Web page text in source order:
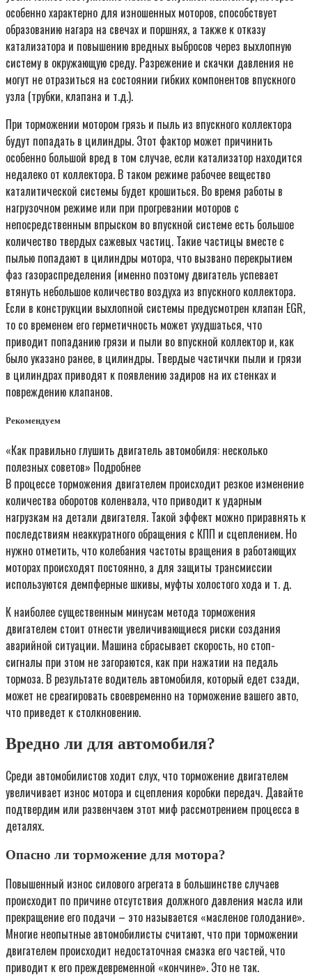
особенно характерно для изношенных моторов, способствует
образованию нагара на свечах и поршнях, а также к отказу
катализатора и повышению вредных выбросов через выхлопную
систему в окружающую среду. Разрежение и скачки давления не
могут не отразиться на состоянии гибких компонентов впускного
узла (трубки, клапана и т.д.).
При торможении мотором грязь и пыль из впускного коллектора
будут попадать в цилиндры. Этот фактор может причинить
особенно большой вред в том случае, если катализатор находится
недалеко от коллектора. В таком режиме рабочее вещество
каталитической системы будет крошиться. Во время работы в
нагрузочном режиме или при прогревании моторов с
непосредственным впрыском во впускной системе есть большое
количество твердых сажевых частиц. Такие частицы вместе с
пылью попадают в цилиндры мотора, что вызвано перекрытием
фаз газораспределения (именно поэтому двигатель успевает
втянуть небольшое количество воздуха из впускного коллектора.
Если в конструкции выхлопной системы предусмотрен клапан EGR,
то со временем его герметичность может ухудшаться, что
приводит попаданию грязи и пыли во впускной коллектор и, как
было указано ранее, в цилиндры. Твердые частички пыли и грязи
в цилиндрах приводят к появлению задиров на их стенках и
повреждению клапанов.
Рекомендуем
«Как правильно глушить двигатель автомобиля: несколько
полезных советов» Подробнее
В процессе торможения двигателем происходит резкое изменение
количества оборотов коленвала, что приводит к ударным
нагрузкам на детали двигателя. Такой эффект можно приравнять к
последствиям неаккуратного обращения с КПП и сцеплением. Но
нужно отметить, что колебания частоты вращения в работающих
моторах происходят постоянно, а для защиты трансмиссии
используются демпферные шкивы, муфты холостого хода и т. д.
К наиболее существенным минусам метода торможения
двигателем стоит отнести увеличивающиеся риски создания
аварийной ситуации. Машина сбрасывает скорость, но стоп-
сигналы при этом не загораются, как при нажатии на педаль
тормоза. В результате водитель автомобиля, который едет сзади,
может не среагировать своевременно на торможение вашего авто,
что приведет к столкновению.
Вредно ли для автомобиля?
Среди автомобилистов ходит слух, что торможение двигателем
увеличивает износ мотора и сцепления коробки передач. Давайте
подтвердим или развенчаем этот миф рассмотрением процесса в
деталях.
Опасно ли торможение для мотора?
Повышенный износ силового агрегата в большинстве случаев
происходит по причине отсутствия должного давления масла или
прекращение его подачи – это называется «масленое голодание».
Многие неопытные автомобилисты считают, что при торможении
двигателем происходит недостаточная смазка его частей, что
приводит к его преждевременной «кончине». Это не так.